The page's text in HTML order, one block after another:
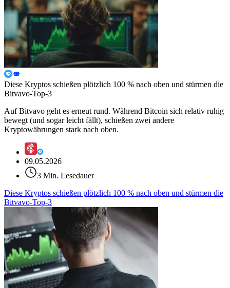
Diese Kryptos schießen plötzlich 100 % nach oben und stürmen die
Bitvavo-Top-3
Auf Bitvavo geht es erneut rund. Während Bitcoin sich relativ ruhig
bewegt (und sogar leicht fällt), schießen zwei andere
Kryptowährungen stark nach oben.
09.05.2026
3 Min. Lesedauer
Diese Kryptos schießen plötzlich 100 % nach oben und stürmen die
Bitvavo-Top-3